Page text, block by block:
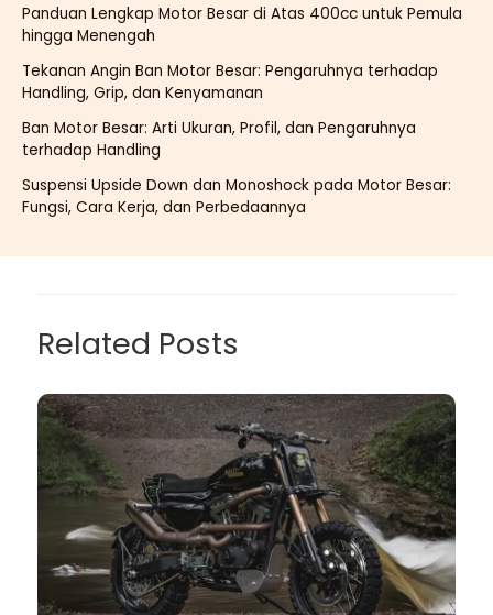
Panduan Lengkap Motor Besar di Atas 400cc untuk Pemula
hingga Menengah
Tekanan Angin Ban Motor Besar: Pengaruhnya terhadap
Handling, Grip, dan Kenyamanan
Ban Motor Besar: Arti Ukuran, Profil, dan Pengaruhnya
terhadap Handling
Suspensi Upside Down dan Monoshock pada Motor Besar:
Fungsi, Cara Kerja, dan Perbedaannya
Related Posts